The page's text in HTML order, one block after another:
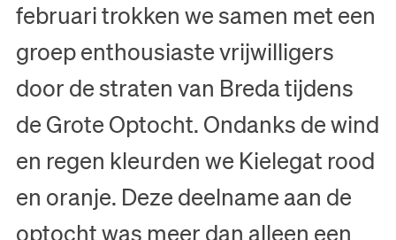
februari trokken we samen met een
groep enthousiaste vrijwilligers
door de straten van Breda tijdens
de Grote Optocht. Ondanks de wind
en regen kleurden we Kielegat rood
en oranje. Deze deelname aan de
optocht was meer dan alleen een